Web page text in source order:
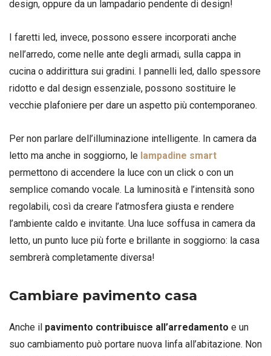
design, oppure da un lampadario pendente di design!
I faretti led, invece, possono essere incorporati anche
nell’arredo, come nelle ante degli armadi, sulla cappa in
cucina o addirittura sui gradini. I pannelli led, dallo spessore
ridotto e dal design essenziale, possono sostituire le
vecchie plafoniere per dare un aspetto più contemporaneo.
Per non parlare dell’illuminazione intelligente. In camera da
letto ma anche in soggiorno, le lampadine smart
permettono di accendere la luce con un click o con un
semplice comando vocale. La luminosità e l’intensità sono
regolabili, così da creare l’atmosfera giusta e rendere
l’ambiente caldo e invitante. Una luce soffusa in camera da
letto, un punto luce più forte e brillante in soggiorno: la casa
sembrerà completamente diversa!
Cambiare pavimento casa
Anche il pavimento contribuisce all’arredamento e un
suo cambiamento può portare nuova linfa all’abitazione. Non